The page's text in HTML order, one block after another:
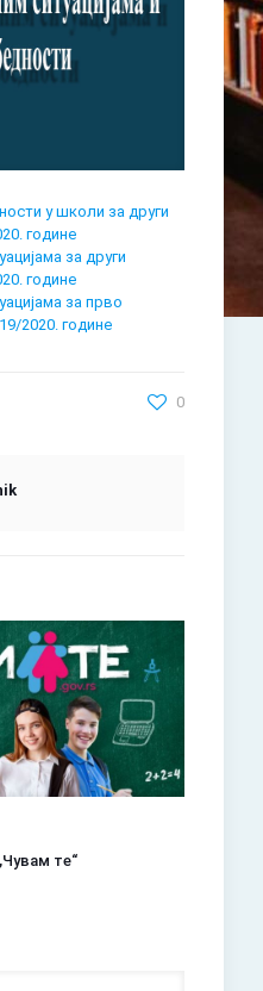
у школи за други
године
за други
године
за прво
2020. године
0
те“